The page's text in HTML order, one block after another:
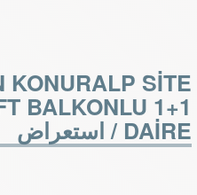
KONURALP SİTE
BALKONLU 1+1
DAİRE / استعراض